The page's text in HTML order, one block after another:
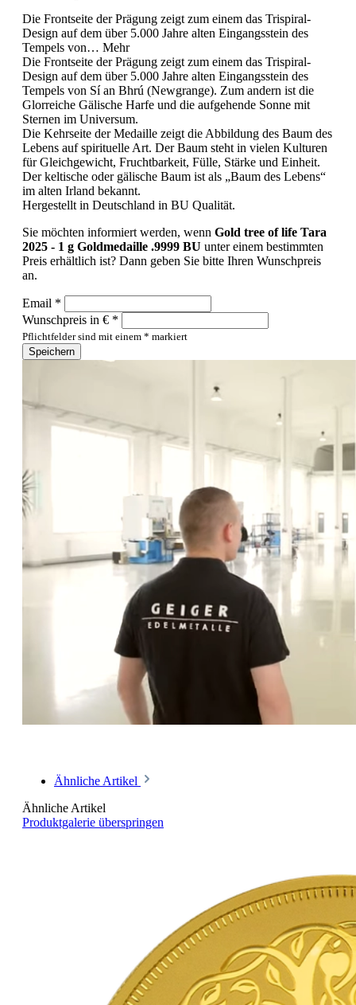
Die Frontseite der Prägung zeigt zum einem das Trispiral-
Design auf dem über 5.000 Jahre alten Eingangsstein des
Tempels von… Mehr
Die Frontseite der Prägung zeigt zum einem das Trispiral-
Design auf dem über 5.000 Jahre alten Eingangsstein des
Tempels von Sí an Bhrú (Newgrange). Zum andern ist die
Glorreiche Gälische Harfe und die aufgehende Sonne mit
Sternen im Universum.
Die Kehrseite der Medaille zeigt die Abbildung des Baum des
Lebens auf spirituelle Art. Der Baum steht in vielen Kulturen
für Gleichgewicht, Fruchtbarkeit, Fülle, Stärke und Einheit.
Der keltische oder gälische Baum ist als „Baum des Lebens“
im alten Irland bekannt.
Hergestellt in Deutschland in BU Qualität.
Sie möchten informiert werden, wenn Gold tree of life Tara
2025 - 1 g Goldmedaille .9999 BU unter einem bestimmten
Preis erhältlich ist? Dann geben Sie bitte Ihren Wunschpreis
an.
Email *
Wunschpreis in € *
Pflichtfelder sind mit einem * markiert
Speichern
Ähnliche Artikel
Ähnliche Artikel
Produktgalerie überspringen